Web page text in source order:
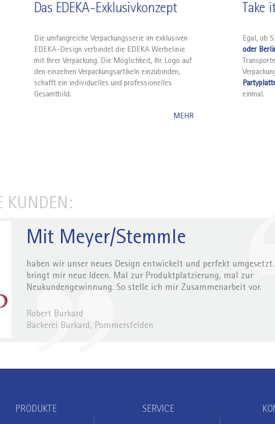
Das EDEKA-Exklusivkonzept
Die umfangreiche Verpackungsserie im exklusiven
EDEKA-Design verbindet die EDEKA Werbelinie
mit Ihrer Verpackung. Die Möglichkeit, Ihr Logo auf
den einzelnen Verpackungsartikeln einzubinden,
schafft ein individuelles und professionelles
Gesamtbild.
MEHR
Take
Egal, ob
oder
einmal.
KUNDEN:
Mit Meyer/Stemmle
haben wir unser neues Design entwickelt und perfekt umgesetzt.
bringt mir neue Ideen. Mal zur Produktplatzierung, mal zur
Neukundengewinnung. So stelle ich mir Zusammenarbeit vor.
Robert Burkard
Bäckerei Burkard, Pommersfelden
PRODUKTE SERVICE